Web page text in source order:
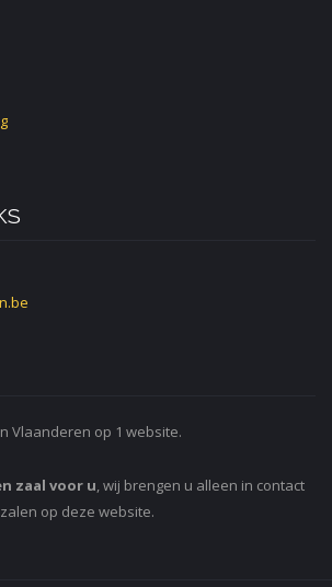
Vlaanderen op 1 website.
zaal voor u, wij brengen u alleen in contact
op deze website.